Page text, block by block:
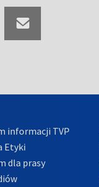
informacji TVP
Etyki
dla prasy